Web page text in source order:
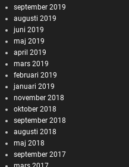
september 2019
augusti 2019
juni 2019
maj 2019
april 2019
mars 2019
februari 2019
januari 2019
november 2018
oktober 2018
september 2018
augusti 2018
maj 2018
september 2017